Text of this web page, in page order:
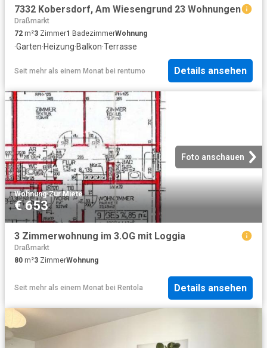
7332 Kobersdorf, Am Wiesengrund 23 Wohnungen
Draßmarkt
72 m²3 Zimmer1 BadezimmerWohnung
·Garten·Heizung·Balkon·Terrasse
Seit mehr als einem Monat bei rentumo Details ansehen
Foto anschauen
Wohnung·Zur Miete
€ 653
3 Zimmerwohnung im 3.OG mit Loggia
Draßmarkt
80 m²3 ZimmerWohnung
Seit mehr als einem Monat bei Rentola Details ansehen